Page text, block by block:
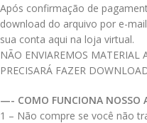
Após confirmação de
download do arquivo por e-
sua conta aqui na loja virtual.
NÃO ENVIAREMOS MATERIAL
PRECISARÁ FAZER
—- COMO FUNCIONA
1 – Não compre se você não